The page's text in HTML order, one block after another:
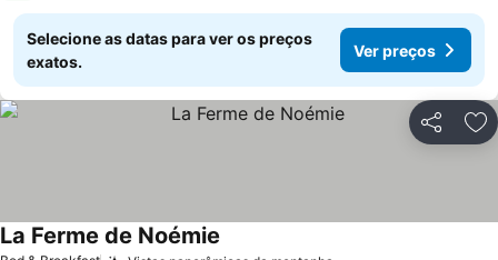
Selecione as datas para ver os preços
exatos.
Ver preços
Partilhar
La Ferme de Noémie